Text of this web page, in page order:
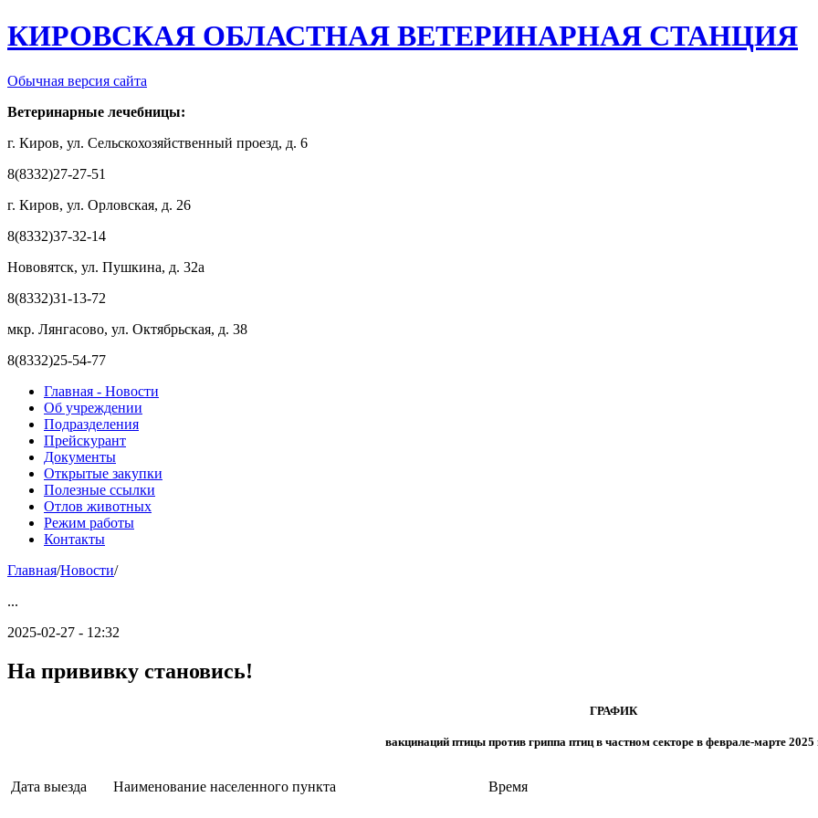
КИРОВСКАЯ ОБЛАСТНАЯ ВЕТЕРИНАРНАЯ СТАНЦИЯ
Обычная версия сайта
Ветеринарные лечебницы:
г. Киров, ул. Сельскохозяйственный проезд, д. 6
8(8332)27-27-51
г. Киров, ул. Орловская, д. 26
8(8332)37-32-14
Нововятск, ул. Пушкина, д. 32а
8(8332)31-13-72
мкр. Лянгасово, ул. Октябрьская, д. 38
8(8332)25-54-77
Главная - Новости
Об учреждении
Подразделения
Прейскурант
Документы
Открытые закупки
Полезные ссылки
Отлов животных
Режим работы
Контакты
Главная/Новости/
...
2025-02-27 - 12:32
На прививку становись!
ГРАФИК
вакцинаций птицы против гриппа птиц в частном секторе в феврале-марте 2025
Дата выезда Наименование населенного пункта Время